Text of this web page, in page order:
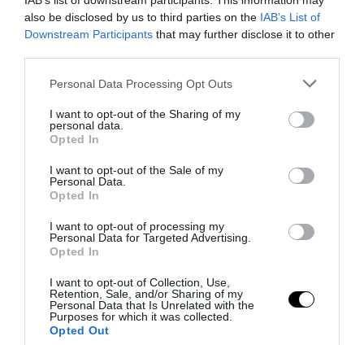
also be disclosed by us to third parties on the IAB’s List of
Downstream Participants that may further disclose it to other
Please note that this website/app uses one or more Google
not limited to your visit or usage behaviour. You may click to
grant or deny consent to Google and its third-party tags to
use your data for below specified purposes in below Google
consent section.
Personal Data Processing Opt Outs
I want to opt-out of the Sharing of my
personal data.
Opted In
I want to opt-out of the Sale of my
Personal Data.
Opted In
I want to opt-out of processing my
Personal Data for Targeted Advertising.
Opted In
I want to opt-out of Collection, Use,
Retention, Sale, and/or Sharing of my
Personal Data that Is Unrelated with the
Purposes for which it was collected.
Opted Out